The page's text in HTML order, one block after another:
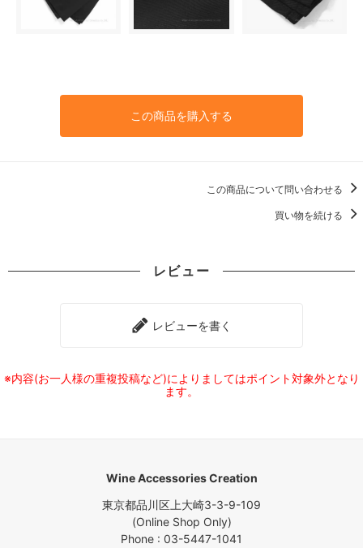
この商品を購入する
この商品について問い合わせる
買い物を続ける
レビュー
レビューを書く
※内容(お一人様の重複投稿など)によりましてはポイント対象外となり
ます。
Wine Accessories Creation
東京都品川区上大崎3-3-9-109
(Online Shop Only)
Phone : 03-5447-1041